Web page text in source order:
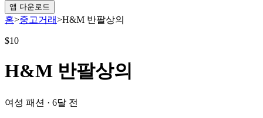
앱 다운로드
홈>중고거래>H&M 반팔상의
$10
H&M 반팔상의
여성 패션 · 6달 전